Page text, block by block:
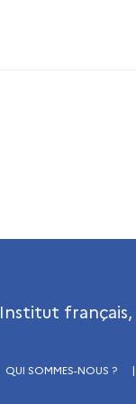
Institut français,
QUI SOMMES-NOUS ? |